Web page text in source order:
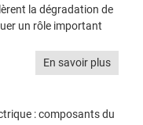
la dégradation de
un rôle important
En savoir plus